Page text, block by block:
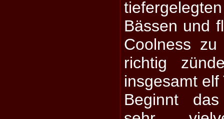
Bässen und
Coolness
richtig
insgesamt elf
Beginnt